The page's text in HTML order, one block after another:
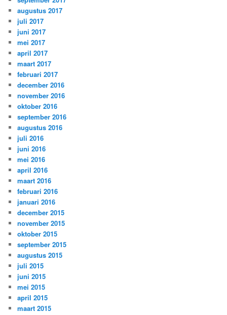
augustus 2017
juli 2017
juni 2017
mei 2017
april 2017
maart 2017
februari 2017
december 2016
november 2016
oktober 2016
september 2016
augustus 2016
juli 2016
juni 2016
mei 2016
april 2016
maart 2016
februari 2016
januari 2016
december 2015
november 2015
oktober 2015
september 2015
augustus 2015
juli 2015
juni 2015
mei 2015
april 2015
maart 2015